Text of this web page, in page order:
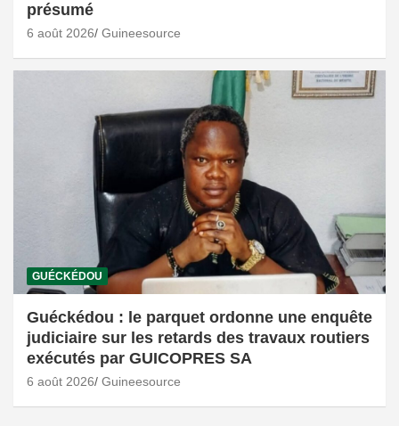
présumé
6 août 2026 Guineesource
GUÉCKÉDOU
Guéckédou : le parquet ordonne une enquête
judiciaire sur les retards des travaux routiers
exécutés par GUICOPRES SA
6 août 2026 Guineesource